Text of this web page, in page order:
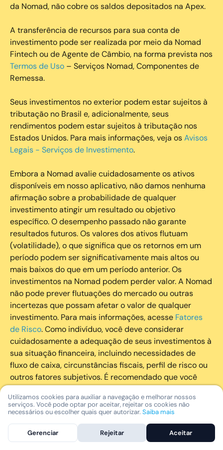
da Nomad, não cobre os saldos depositados na Apex.
A transferência de recursos para sua conta de
investimento pode ser realizada por meio da Nomad
Fintech ou de Agente de Câmbio, na forma prevista nos
Termos de Uso – Serviços Nomad, Componentes de
Remessa.
Seus investimentos no exterior podem estar sujeitos à
tributação no Brasil e, adicionalmente, seus
rendimentos podem estar sujeitos à tributação nos
Estados Unidos. Para mais informações, veja osAvisos
Legais - Serviços de Investimento.
Embora a Nomad avalie cuidadosamente os ativos
disponíveis em nosso aplicativo, não damos nenhuma
afirmação sobre a probabilidade de qualquer
investimento atingir um resultado ou objetivo
específico. O desempenho passado não garante
resultados futuros. Os valores dos ativos flutuam
(volatilidade), o que significa que os retornos em um
período podem ser significativamente mais altos ou
mais baixos do que em um período anterior. Os
investimentos na Nomad podem perder valor. A Nomad
não pode prever flutuações do mercado ou outras
incertezas que possam afetar o valor de qualquer
investimento. Para mais informações, acesse Fatores
de Risco. Como indivíduo, você deve considerar
cuidadosamente a adequação de seus investimentos à
sua situação financeira, incluindo necessidades de
fluxo de caixa, circunstâncias fiscais, perfil de risco ou
outros fatores subjetivos. É recomendado que você
utilize todos os recursos disponíveis para se informar
sobre investimentos de maneira geral e sobre a
composição geral de seu portfólio. Questões fiscais ou
legais relativas aos investimentos realizados através da
Nomad devem ser obtidas pelos próprios clientes. A
Utilizamos cookies para auxiliar a navegação e melhorar nossos
serviços. Você pode optar por aceitar, rejeitar os cookies não
necessários ou escolher quais quer autorizar. Saiba mais
Gerenciar Rejeitar Aceitar